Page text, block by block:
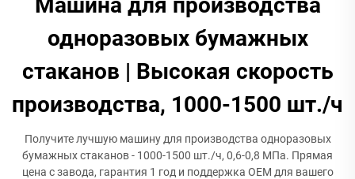
одноразовых бумажных
стаканов | Высокая скорость
производства, 1000-1500 шт./ч
Получите лучшую машину для производства одноразовых
бумажных стаканов - 1000-1500 шт./ч, 0,6-0,8 МПа. Прямая
цена с завода, гарантия 1 год и поддержка OEM для вашего